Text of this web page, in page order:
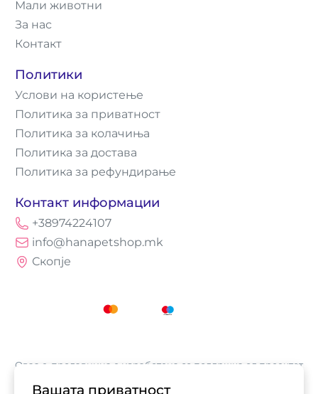
Вашата приватност
Мали животни
За нас
Контакт
Политики
Услови на користење
Политика за приватност
Политика за колачиња
Политика за достава
Политика за рефундирање
Контакт информации
+38974224107
info@hanapetshop.mk
Скопје
Оваа е-продавница е изработена со поддршка од проектот
„Е-трговија: Супермоќ за локалните бизниси vol.2",